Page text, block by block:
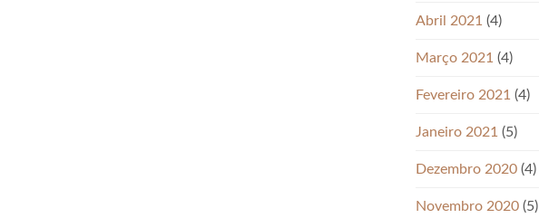
Abril 2021 (4)
Março 2021 (4)
Fevereiro 2021 (4)
Janeiro 2021 (5)
Dezembro 2020 (4)
Novembro 2020 (5)